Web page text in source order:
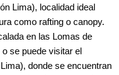
Lima), localidad ideal
como rafting o canopy.
en las Lomas de
se puede visitar el
donde se encuentran